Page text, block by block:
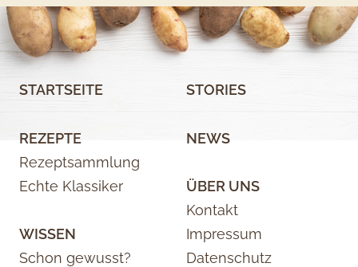
STARTSEITE
REZEPTE
Rezeptsammlung
Echte Klassiker
WISSEN
Schon gewusst?
STORIES
NEWS
ÜBER UNS
Kontakt
Impressum
Datenschutz